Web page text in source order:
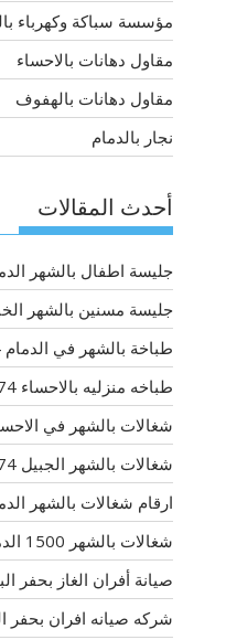
مؤسسة سباكة وكهرباء
مقاول دهانات بالاحساء
مقاول دهانات بالهفوف
نجار بالدمام
أحدث المقالات
جليسة اطفال بالشهر الدمام
جليسة مسنين بالشهر الخبر
طباخة بالشهر في الدمام 0545921974
طباخه منزليه بالاحساء 0545921974
شغالات بالشهر في الاحساء
شغالات بالشهر الجبيل 0545921974
ارقام شغالات بالشهر الدمام
شغالات بالشهر 1500 الدمام 0545921974
صيانة أفران الغاز بحفر الباطن
شركه صيانه افران بحفر الباطن